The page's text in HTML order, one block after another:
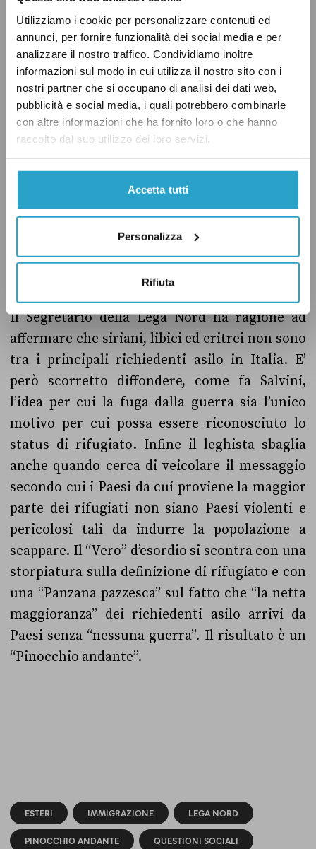
Utilizziamo i cookie per personalizzare contenuti ed
annunci, per fornire funzionalità dei social media e per
analizzare il nostro traffico. Condividiamo inoltre
informazioni sul modo in cui utilizza il nostro sito con i
nostri partner che si occupano di analisi dei dati web,
pubblicità e social media, i quali potrebbero combinarle
con altre informazioni che ha fornito loro o che hanno
raccolto dal suo utilizzo dei loro servizi.
Accetta tutti
Personalizza
Rifiuta
Il nostro verdetto
Il Segretario della Lega Nord ha ragione ad
affermare che siriani, libici ed eritrei non sono
tra i principali richiedenti asilo in Italia. E’
però scorretto diffondere, come fa Salvini,
l’idea per cui la fuga dalla guerra sia l’unico
motivo per cui possa essere riconosciuto lo
status di rifugiato. Infine il leghista sbaglia
anche quando cerca di veicolare il messaggio
secondo cui i Paesi da cui proviene la maggior
parte dei rifugiati non siano Paesi violenti e
pericolosi tali da indurre la popolazione a
scappare. Il “Vero” d’esordio si scontra con una
storpiatura sulla definizione di rifugiato e con
una “Panzana pazzesca” sul fatto che “la netta
maggioranza” dei richiedenti asilo arrivi da
Paesi senza “nessuna guerra”. Il risultato è un
“Pinocchio andante”.
ESTERI IMMIGRAZIONE LEGA NORD
PINOCCHIO ANDANTE QUESTIONI SOCIALI